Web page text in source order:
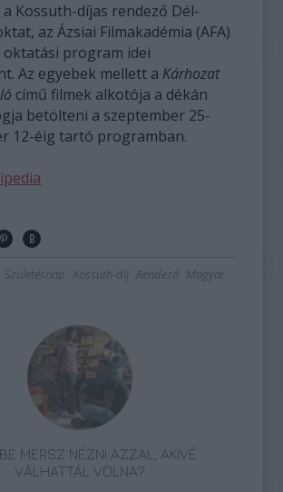
a Kossuth-díjas rendező Dél-
az Ázsiai Filmakadémia (AFA)
oktatási program idei
Az egyebek mellett a Kárhozat
című filmek alkotója a dékán
betölteni a szeptember 25-
12-éig tartó programban.
Születésnap Kossuth-díj Rendező Magyar
MERSZ NÉZNI AZZAL, AKIVÉ
VÁLHATTÁL VOLNA?